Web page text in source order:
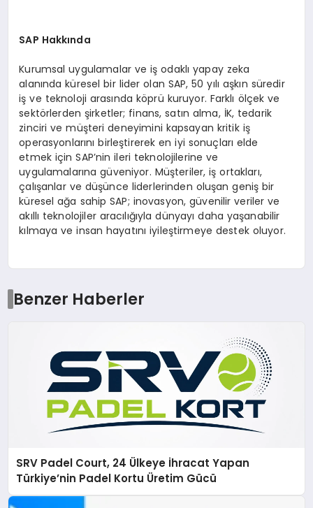
SAP Hakkında
Kurumsal uygulamalar ve iş odaklı yapay zeka
alanında küresel bir lider olan SAP, 50 yılı aşkın süredir
iş ve teknoloji arasında köprü kuruyor. Farklı ölçek ve
sektörlerden şirketler; finans, satın alma, İK, tedarik
zinciri ve müşteri deneyimini kapsayan kritik iş
operasyonlarını birleştirerek en iyi sonuçları elde
etmek için SAP’nin ileri teknolojilerine ve
uygulamalarına güveniyor. Müşteriler, iş ortakları,
çalışanlar ve düşünce liderlerinden oluşan geniş bir
küresel ağa sahip SAP; inovasyon, güvenilir veriler ve
akıllı teknolojiler aracılığıyla dünyayı daha yaşanabilir
kılmaya ve insan hayatını iyileştirmeye destek oluyor.
Benzer Haberler
SRV Padel Court, 24 Ülkeye İhracat Yapan
Türkiye’nin Padel Kortu Üretim Gücü